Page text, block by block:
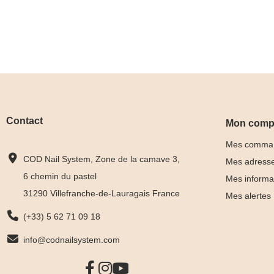
Contact
COD Nail System, Zone de la camave 3,
6 chemin du pastel
31290 Villefranche-de-Lauragais France
(+33) 5 62 71 09 18
info@codnailsystem.com
Mon
Mes
Mes
Mes
Mes alertes